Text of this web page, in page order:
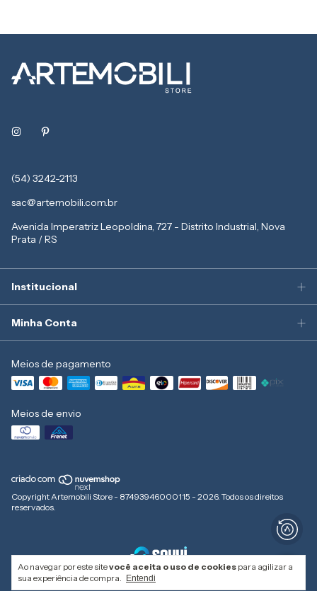
Ao navegar por este sitevocê aceita o uso de cookies para agilizar a
sua experiência de compra.
Entendi
(54) 3242-2113
sac@artemobili.com.br
Avenida Imperatriz Leopoldina, 727 - Distrito Industrial, Nova
Prata / RS
Institucional
Minha Conta
Meios de pagamento
Meios de envio
Copyright Artemobili Store - 87493946000115 - 2026. Todos os direitos
reservados.